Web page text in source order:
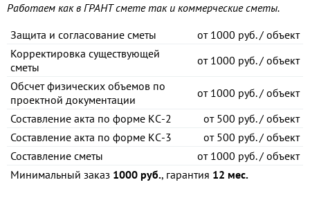
Работаем как в ГРАНТ смете так и коммерческие сметы.
Защита и согласование сметы
от1000 руб. / объект
Корректировка существующей
сметы
от1000 руб. / объект
Обсчет физических объемов по
проектной документации
от1000 руб. / объект
Составление акта по форме КС-2
от500 руб. / объект
Составление акта по форме КС-3
от500 руб. / объект
Составление сметы
от1000 руб. / объект
Минимальный заказ 1000 руб., гарантия 12 мес.